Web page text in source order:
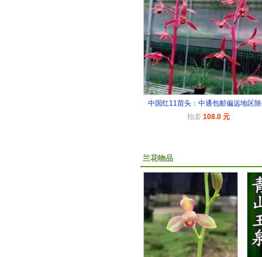
中国红11苗头：中通包邮偏远地区
拍卖 108.0 元
兰花物品